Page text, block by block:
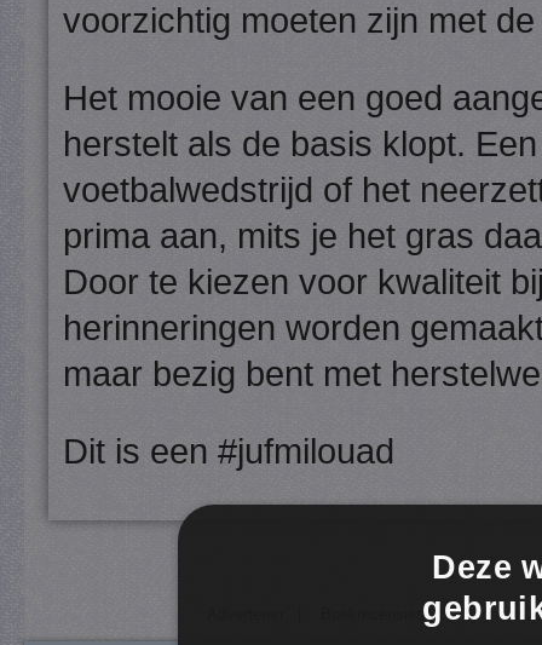
voorzichtig moeten zijn met
Het mooie van een goed
herstelt als de basis klopt.
voetbalwedstrijd of het
prima aan, mits je het gras
Door te kiezen voor kwaliteit
herinneringen worden
maar bezig bent met
Dit is een #jufmilouad
Boekrecensies| Sponsor
Deze